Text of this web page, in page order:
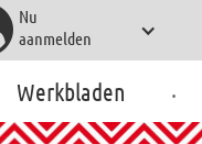
Nu
aanmelden
Werkbladen .